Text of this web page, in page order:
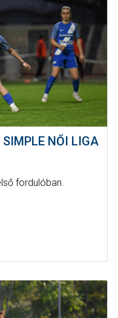
NŐI LIGA
fordulóban.